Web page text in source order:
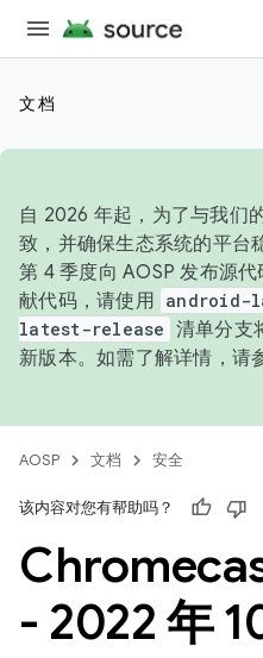
文档
自 2026 年起，为了与我们
致，并确保生态系统的平台
第 4 季度向 AOSP 发布源
献代码，请使用 android-
latest-release 清单分支
新版本。如需了解详情，请
AOSP 文档 安全
该内容对您有帮助吗？
- 2022 年